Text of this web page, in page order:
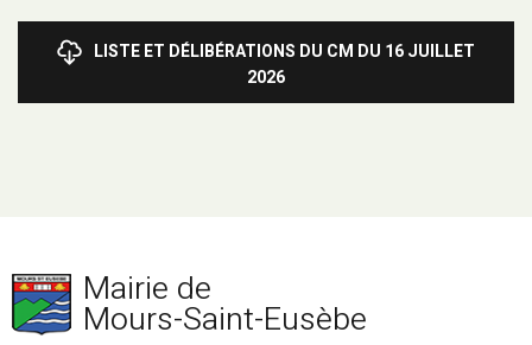
LISTE ET DÉLIBÉRATIONS DU CM DU 16 JUILLET
2026
Mairie de
Mours-Saint-Eusèbe